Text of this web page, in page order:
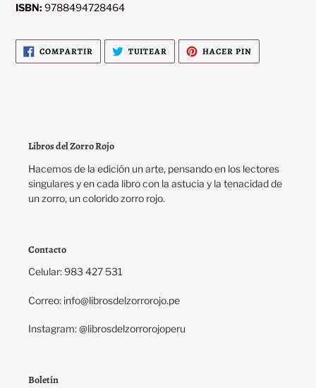
ISBN: 9788494728464
COMPARTIR COMPARTIR
EN
FACEBOOK
TUITEAR TUITEAR
TWITTER
HACER PINPINEAR
PINTEREST
Libros del Zorro Rojo
Hacemos de la edición un arte, pensando en los lectores
singulares y en cada libro con la astucia y la tenacidad de
un zorro, un colorido zorro rojo.
Contacto
Celular: 983 427 531
Correo: info@librosdelzorrorojo.pe
Instagram: @librosdelzorrorojoperu
Boletín